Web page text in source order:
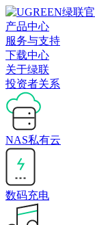
产品中心
服务与支持
下载中心
关于绿联
投资者关系
NAS私有云
数码充电